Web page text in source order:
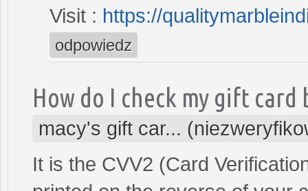
Visit : https://
odpowiedz
How do I check my gift card
macy's gift car...
It is the CVV2 (Card